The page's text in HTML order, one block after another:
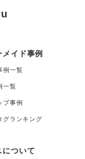
イド事例
例一覧
一覧
プ事例
グランキング
について